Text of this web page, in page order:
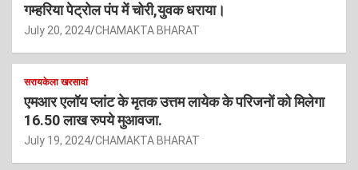
गम्हरिया पेट्रोल पंप में चोरी,युवक धराया।
July 20, 2024 CHAMAKTA BHARAT
सरायकेला खरसावां
एमआर एलॉय प्लांट के मृतक उत्तम लायेक के परिजनों को मिलेगा
16.50 लाख रुपये मुआवजा.
July 19, 2024 CHAMAKTA BHARAT